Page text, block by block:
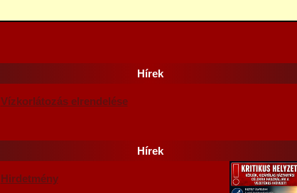
Hírek
Vízkorlátozás elrendelése
Hírek
Hirdetmény